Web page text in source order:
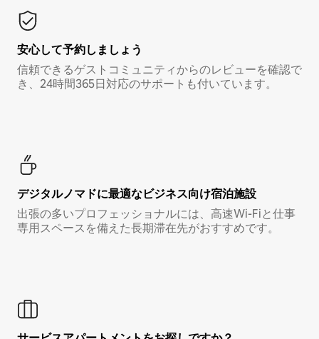
安心して予約しましょう
信頼できるゲストコミュニティからのレビューを確認で
き、24時間365日対応のサポートも付いています。
デジタルノマド⁠に最⁠適⁠なビ⁠ジ⁠ネ⁠ス⁠向⁠け宿⁠泊⁠施⁠設
出張の多いプロフェッショナルには、高速Wi-Fiと仕事
専用スペースを備えた長期滞在先がおすすめです。